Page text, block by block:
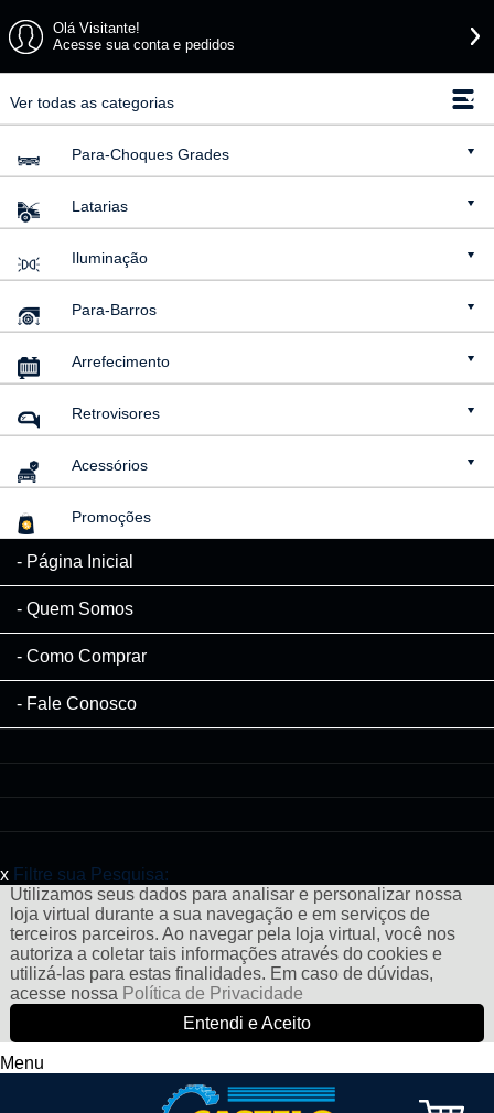
Olá Visitante!
Acesse sua conta e pedidos
Ver todas as categorias
Para-Choques Grades
Latarias
Iluminação
Para-Barros
Arrefecimento
Retrovisores
Acessórios
Promoções
Página Inicial
Quem Somos
Como Comprar
Fale Conosco
x Filtre sua Pesquisa:
Utilizamos seus dados para analisar e personalizar nossa
loja virtual durante a sua navegação e em serviços de
terceiros parceiros. Ao navegar pela loja virtual, você nos
autoriza a coletar tais informações através do cookies e
utilizá-las para estas finalidades. Em caso de dúvidas,
acesse nossa Política de Privacidade
Entendi e Aceito
Menu